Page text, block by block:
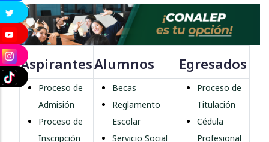
AspirantesAlumnos Egresados
Proceso de
Admisión
Proceso de
Inscripción
Becas
Reglamento
Escolar
Servicio Social
Proceso de
Titulación
Cédula
Profesional